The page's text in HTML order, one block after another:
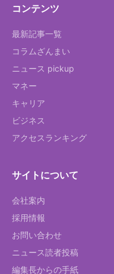
コンテンツ
最新記事一覧
コラムざんまい
ニュース pickup
マネー
キャリア
ビジネス
アクセスランキング
サイトについて
会社案内
採用情報
お問い合わせ
ニュース読者投稿
編集長からの手紙